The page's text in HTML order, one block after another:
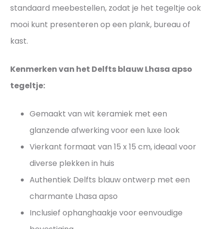
j
e
standaard meebestellen, zodat je het tegeltje ook
mooi kunt presenteren op een plank, bureau of
kast.
Kenmerken van het Delfts blauw Lhasa apso
tegeltje:
Gemaakt van wit keramiek met een
glanzende afwerking voor een luxe look
Vierkant formaat van 15 x 15 cm, ideaal voor
diverse plekken in huis
Authentiek Delfts blauw ontwerp met een
charmante Lhasa apso
Inclusief ophanghaakje voor eenvoudige